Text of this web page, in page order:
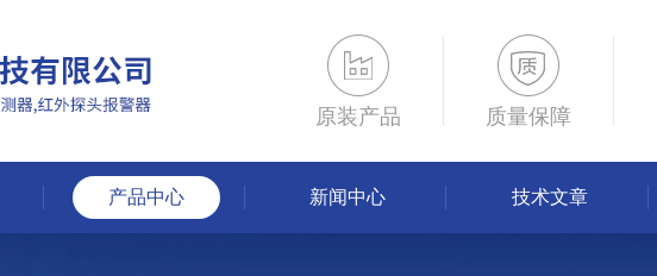
原装产品 质量保障
产品中心 新闻中心 技术文章